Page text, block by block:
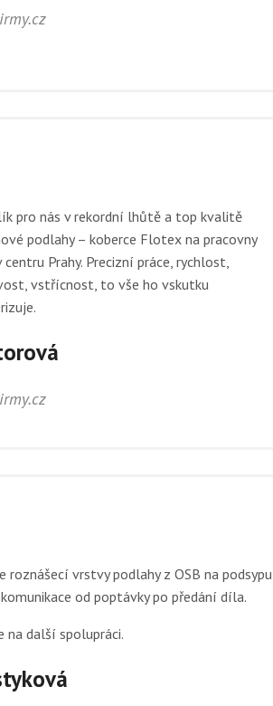
pro nás v rekordní lhůtě a top kvalitě
podlahy – koberce Flotex na pracovny
centru Prahy. Precizní práce, rychlost,
vstřícnost, to vše ho vskutku
roznášecí vrstvy podlahy z OSB na
od poptávky po předání díla.
na další spolupráci.